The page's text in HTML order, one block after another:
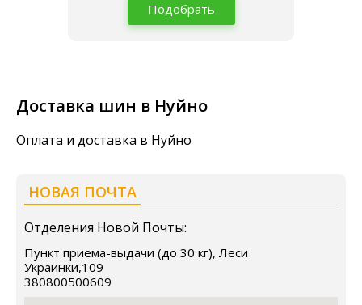
Подобрать
Доставка шин в Нуйно
Оплата и доставка в Нуйно
НОВАЯ ПОЧТА
Отделения Новой Почты:
Пункт приема-выдачи (до 30 кг), Леси
Украинки,109
380800500609